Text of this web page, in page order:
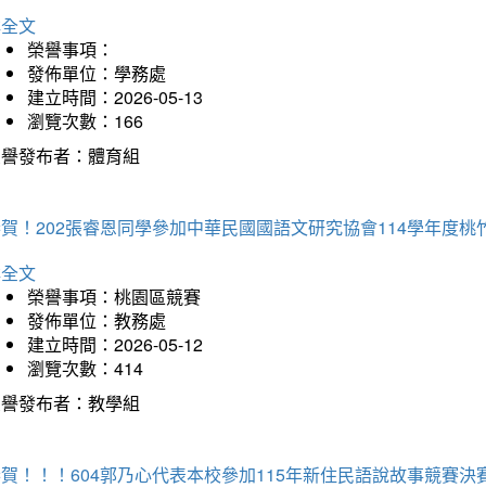
文
榮譽事項：
發佈單位：學務處
建立時間：2026-05-13
瀏覽次數：166
發布者：體育組
！202張睿恩同學參加中華民國國語文研究協會114學年度
文
榮譽事項：桃園區競賽
發佈單位：教務處
建立時間：2026-05-12
瀏覽次數：414
發布者：教學組
！！！604郭乃心代表本校參加115年新住民語說故事競賽決